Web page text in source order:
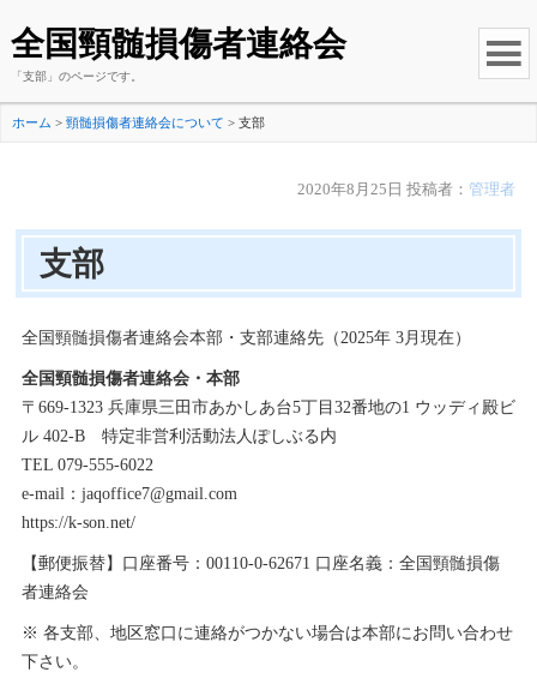
全国頸髄損傷者連絡会
「支部」のページです。
ホーム > 頸髄損傷者連絡会について > 支部
2020年8月25日 投稿者：管理者
支部
全国頸髄損傷者連絡会本部・支部連絡先（2025年 3月現在）
全国頸髄損傷者連絡会・本部
〒669-1323 兵庫県三田市あかしあ台5丁目32番地の1 ウッディ殿ビ
ル 402-B 特定非営利活動法人ぽしぶる内
TEL 079-555-6022
e-mail：jaqoffice7@gmail.com
https://k-son.net/
【郵便振替】口座番号：00110-0-62671 口座名義：全国頸髄損傷
者連絡会
※ 各支部、地区窓口に連絡がつかない場合は本部にお問い合わせ
下さい。